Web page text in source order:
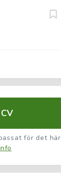
för det här